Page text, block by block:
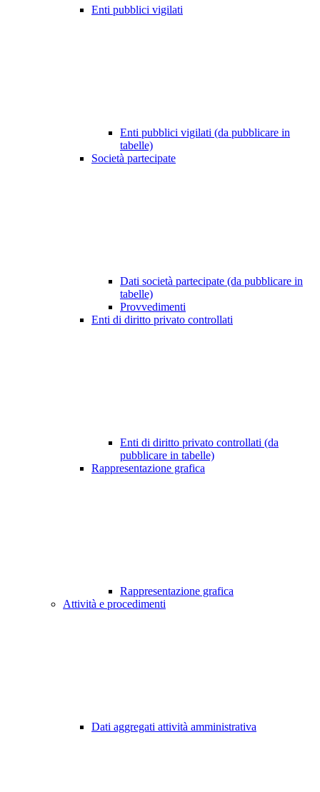
Enti pubblici vigilati
Enti pubblici vigilati (da pubblicare in
tabelle)
Società partecipate
Dati società partecipate (da pubblicare in
tabelle)
Provvedimenti
Enti di diritto privato controllati
Enti di diritto privato controllati (da
pubblicare in tabelle)
Rappresentazione grafica
Rappresentazione grafica
Attività e procedimenti
Dati aggregati attività amministrativa